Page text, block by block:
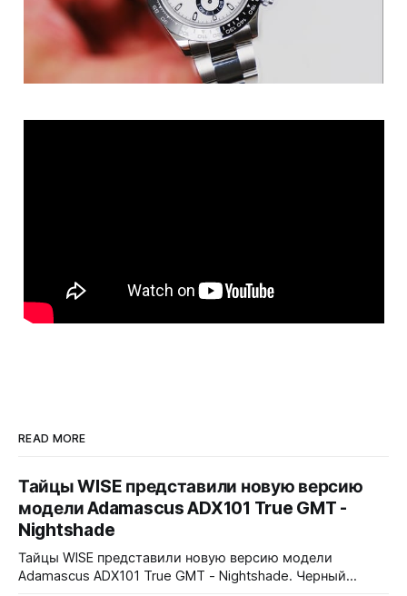
READ MORE
Тайцы WISE представили новую версию
модели Adamascus ADX101 True GMT -
Nightshade
Тайцы WISE представили новую версию модели
Adamascus ADX101 True GMT - Nightshade. Черный